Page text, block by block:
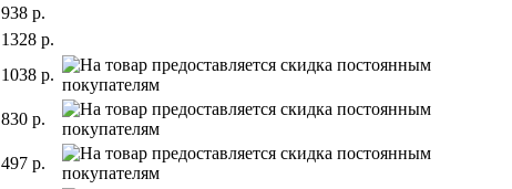
938 р.
1328 р.
1038 р.
830 р.
497 р.